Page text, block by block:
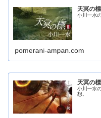
天冥の
小川一水
pomerani-ampan.com
天冥の
小川一水
想。